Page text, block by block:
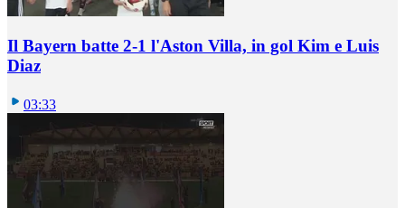
Il Bayern batte 2-1 l'Aston Villa, in gol Kim e Luis
Diaz
03:33